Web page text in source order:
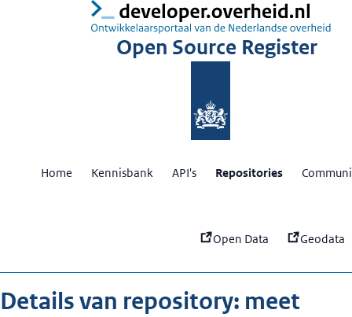
Open Source Register:
Home Kennisbank API's Repositories
Open Data Geodata
Details van repository: meet